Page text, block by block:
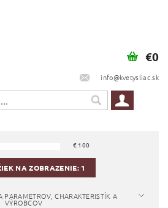
info@kvetysliac.sk
€0
€ 100
NA ZOBRAZENIE: 1
PARAMETROV, CHARAKTERISTÍK A
VÝROBCOV